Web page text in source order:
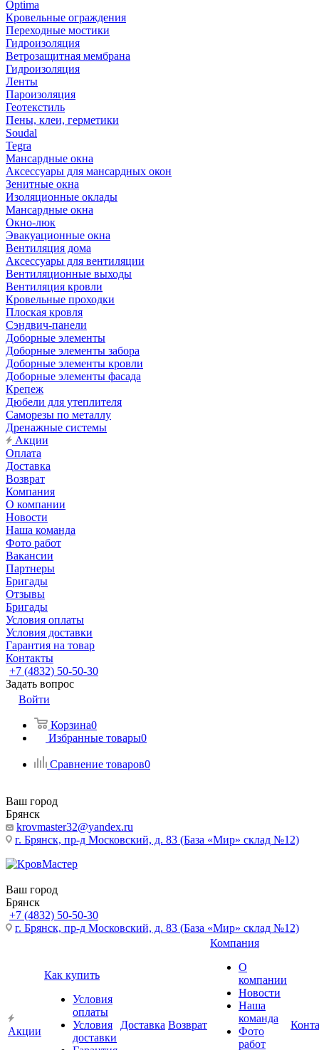
Optima
Кровельные ограждения
Переходные мостики
Гидроизоляция
Ветрозащитная мембрана
Гидроизоляция
Ленты
Пароизоляция
Геотекстиль
Пены, клеи, герметики
Soudal
Tegra
Мансардные окна
Аксессуары для мансардных окон
Зенитные окна
Изоляционные оклады
Мансардные окна
Окно-люк
Эвакуационные окна
Вентиляция дома
Аксессуары для вентиляции
Вентиляционные выходы
Вентиляция кровли
Кровельные проходки
Плоская кровля
Сэндвич-панели
Доборные элементы
Доборные элементы забора
Доборные элементы кровли
Доборные элементы фасада
Крепеж
Дюбели для утеплителя
Саморезы по металлу
Дренажные системы
Акции
Оплата
Доставка
Возврат
Компания
О компании
Новости
Наша команда
Фото работ
Вакансии
Партнеры
Бригады
Отзывы
Бригады
Условия оплаты
Условия доставки
Гарантия на товар
Контакты
+7 (4832) 50-50-30
Задать вопрос
Войти
Корзина0
Избранные товары0
Сравнение товаров0
Ваш город
Брянск
krovmaster32@yandex.ru
г. Брянск, пр-д Московский, д. 83 (База «Мир» склад №12)
Ваш город
Брянск
+7 (4832) 50-50-30
г. Брянск, пр-д Московский, д. 83 (База «Мир» склад №12)
Акции
Как купить
Условия
оплаты
Условия
доставки
Доставка Возврат
Компания
О
компании
Новости
Наша
команда
Фото
работ